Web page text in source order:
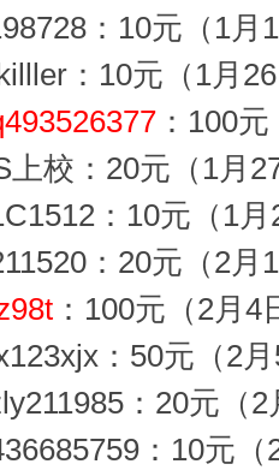
：10元（1月
：10元（1月
：100元
上校：20元（1月
：10元（1
：20元（2月
：100元（2月4
：50元（2
：20元（
：10元